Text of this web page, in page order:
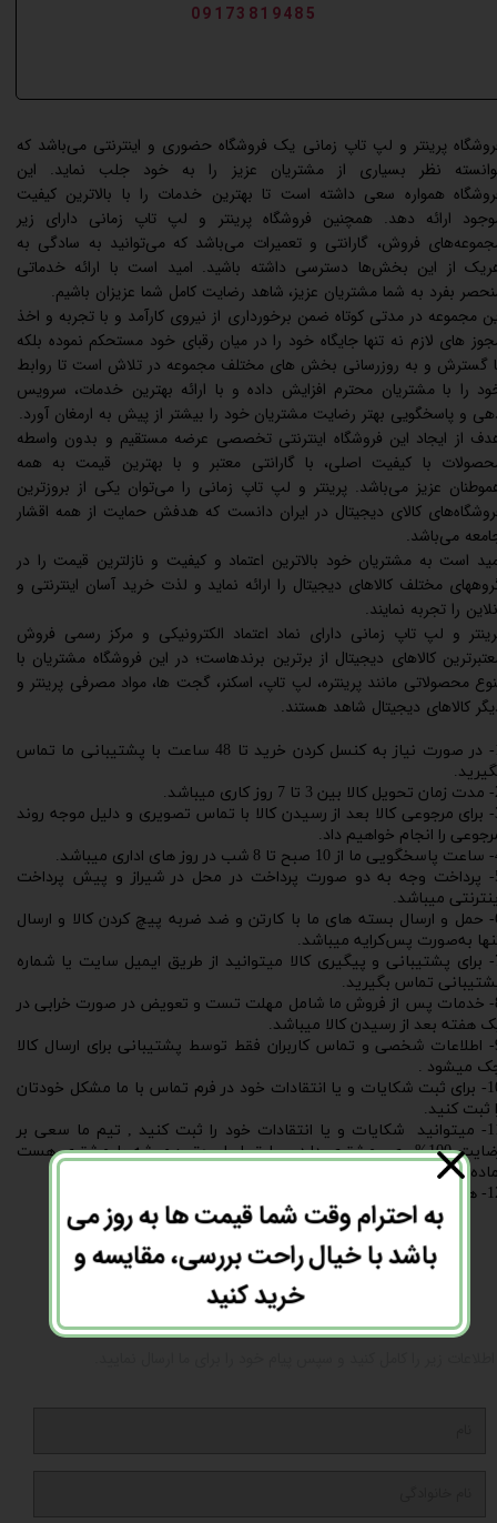
09173819485
پرینتر و لپ تاپ زمانی یک فروشگاه حضوری و اینترنتی می‌باشد که
نظر بسیاری از مشتریان عزیز را به خود جلب نماید. این
همواره سعی داشته است تا بهترین خدمات را با بالاترین کیفیت
ارائه دهد. همچنین فروشگاه پرینتر و لپ تاپ زمانی دارای زیر
فروش،‌ گارانتی و تعمیرات می‌باشد که می‌توانید به سادگی به
از این بخش‌ها دسترسی داشته باشید. امید است با ارائه خدماتی
بفرد به شما مشتریان عزیز،‌ شاهد رضایت کامل شما عزیزان باشیم.
مجموعه در مدتی کوتاه ضمن برخورداری از نیروی کارآمد و با تجربه و اخذ
های لازم نه تنها جایگاه خود را در میان رقبای خود مستحکم نموده بلکه
گسترش و به روزرسانی بخش های مختلف مجموعه در تلاش است تا روابط
را با مشتریان محترم افزایش داده و با ارائه بهترین خدمات، سرویس
و پاسخگویی بهتر رضایت مشتریان خود را بیشتر از پیش به ارمغان آورد.
از ایجاد این فروشگاه اینترنتی تخصصی عرضه مستقیم و بدون واسطه
با کیفیت اصلی، با گارانتی معتبر و با بهترین قیمت به همه
عزیز می‌باشد. پرینتر و لپ تاپ زمانی را می‌توان یکی از بروزترین
کالای دیجیتال در ایران دانست که هدفش حمایت از همه اقشار
می‌باشد.
است به مشتریان خود بالاترین اعتماد و کیفیت و نازلترین قیمت را در
مختلف کالاهای دیجیتال را ارائه نماید و لذت خرید آسان اینترنتی و
را تجربه نمایند.
و لپ تاپ زمانی دارای نماد اعتماد الکترونیکی و مرکز رسمی فروش
کالاهای دیجیتال از برترین برندهاست؛ در این فروشگاه مشتریان با
محصولاتی مانند پرینتره، لپ تاپ، اسکنر، گجت ها، مواد مصرفی پرینتر و
کالاهای دیجیتال شاهد هستند.
1- در صورت نیاز به کنسل کردن خرید تا 48 ساعت با پشتیبانی ما تماس
میباشد.
3- برای مرجوعی کالا بعد از رسیدن کالا با تماس تصویری و دلیل موجه روند
را انجام خواهیم داد.
میباشد.
5- پرداخت وجه به دو صورت پرداخت در محل در شیراز و پیش پرداخت
میباشد.
6- حمل و ارسال بسته های ما با کارتن و ضد ضربه پیچ کردن کالا و ارسال
به‌صورت پس‌کرایه میباشد.
7- برای پشتیبانی و پیگیری کالا میتوانید از طریق ایمیل سایت یا شماره
تماس بگیرید.
8- خدمات پس از فروش ما شامل مهلت تست و تعویض در صورت خرابی در
هفته بعد از رسیدن کالا میباشد.
9- اطلاعات شخصی و تماس کاربران فقط توسط پشتیبانی برای ارسال کالا
میشود .
10- برای ثبت شکایات و یا انتقادات خود در فرم تماس با ما مشکل خودتان
ثبت کنید.
11- میتوانید شکایات و یا انتقادات خود را ثبت کنید , تیم ما سعی بر
رضایت 100% ی مشتری دارد و طبق اصل حق همیشه با مشتری هست
پاسخگویی و ارائه خدمات به شما مشتریان عزیز میباشیم.
صورت خرابی.​​​​​​​
با ما در تماس باشید
به احترام وقت شما قیمت ها به روز می
باشد با خیال راحت بررسی، مقایسه و
خرید کنید